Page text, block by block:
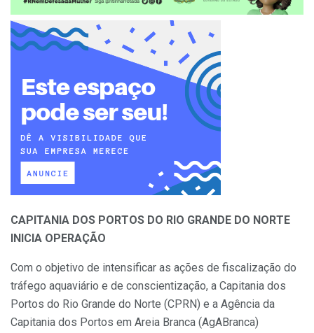
CAPITANIA DOS PORTOS DO RIO GRANDE DO NORTE
INICIA OPERAÇÃO
Com o objetivo de intensificar as ações de fiscalização do
tráfego aquaviário e de conscientização, a Capitania dos
Portos do Rio Grande do Norte (CPRN) e a Agência da
Capitania dos Portos em Areia Branca (AgABranca)